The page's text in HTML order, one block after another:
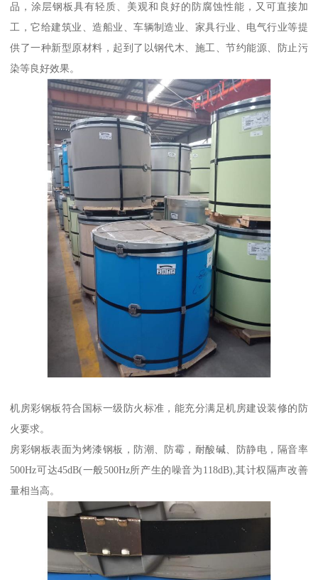
品，涂层钢板具有轻质、美观和良好的防腐蚀性能，又可直接加
工，它给建筑业、造船业、车辆制造业、家具行业、电气行业等提
供了一种新型原材料，起到了以钢代木、施工、节约能源、防止污
染等良好效果。
机房彩钢板符合国标一级防火标准，能充分满足机房建设装修的防
火要求。
房彩钢板表面为烤漆钢板，防潮、防霉，耐酸碱、防静电，隔音率
500Hz可达45dB(一般500Hz所产生的噪音为118dB),其计权隔声改善
量相当高。